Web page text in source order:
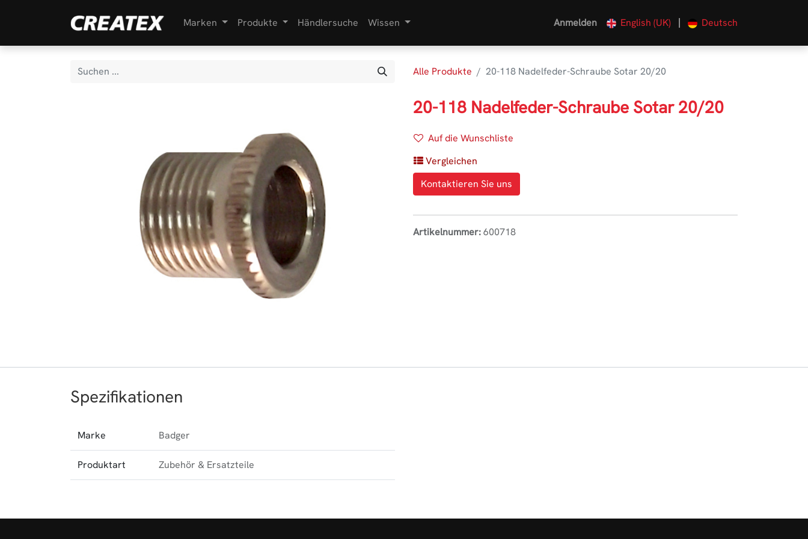
Marken Produkte Händlersuche Wissen Anmelden English (UK) | Deutsch
Alle Produkte 20-118 Nadelfeder-Schraube Sotar 20/20
20-118 Nadelfeder-Schraube Sotar 20/20
Auf die Wunschliste
Vergleichen
Kontaktieren Sie uns
Artikelnummer:600718
Spezifikationen
Marke Badger
Produktart Zubehör & Ersatzteile